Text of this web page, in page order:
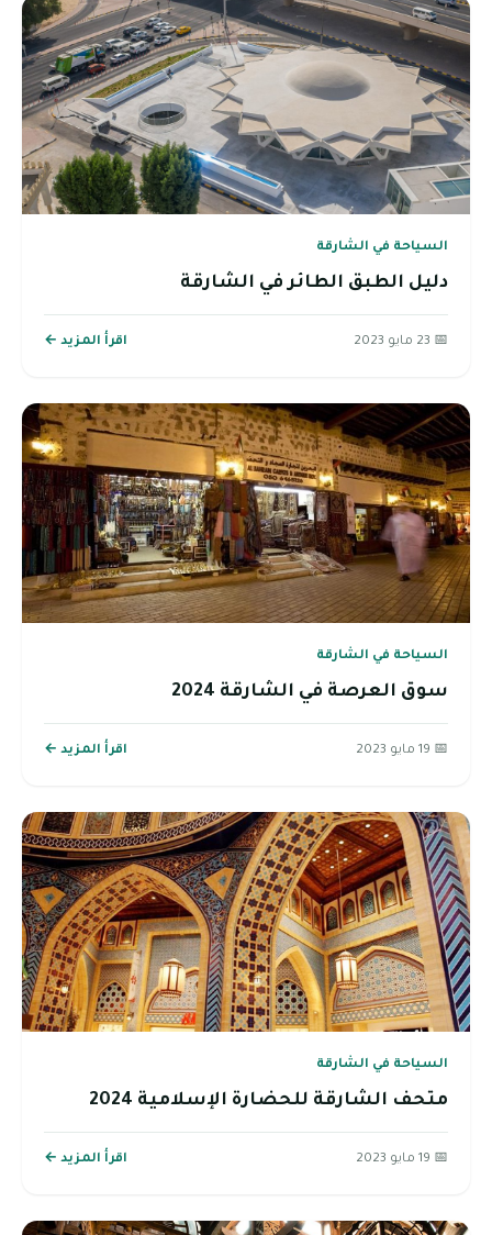
السياحة في الشارقة
دليل الطبق الطائر في الشارقة
📅 23 مايو 2023 اقرأ المزيد ←
السياحة في الشارقة
سوق العرصة في الشارقة 2024
📅 19 مايو 2023 اقرأ المزيد ←
السياحة في الشارقة
متحف الشارقة للحضارة الإسلامية 2024
📅 19 مايو 2023 اقرأ المزيد ←